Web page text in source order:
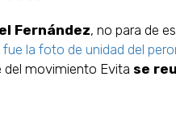
Fernández, no para de
la foto de unidad del
del movimiento Evita se